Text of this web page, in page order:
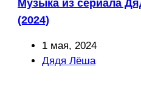
Музыка из сериала
(2024)
Запись
опубликована:
1 мая, 2024
Рубрика
Дядя Лёша